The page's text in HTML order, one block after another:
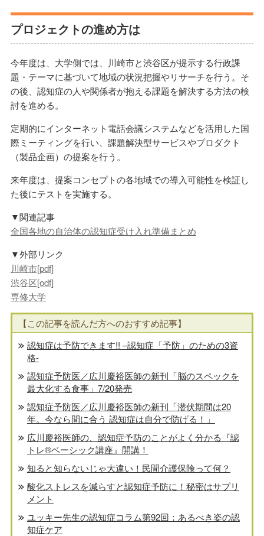
プロジェクトの進め方は
今年度は、大学側では、川崎市と渋谷区が提示する行政課
題・テーマに基づいて地域の状況把握やリサーチを行う。そ
の後、認知症の人や関係者が抱える課題を解決する方法の検
討を進める。
定期的にインターネット電話会議システムなどを活用した国
際ミーティングを行い、課題解決型サービスやプロダクト
（製品企画）の提案を行う。
来年度は、提案コンセプトの各地域での導入可能性を検証し
た後にテストを実施する。
▼関連記事
全国各地の自治体の認知症受け入れ準備まとめ
▼外部リンク
川崎市[pdf]
渋谷区[odf]
専修大学
【この記事を読んだ方へのおすすめ記事】
認知症は予防できます!! –認知症「予防」のための3資
格-
認知症予防医／広川慶裕医師の新刊「脳のスペックを
最大化する食事」7/20発売
認知症予防医／広川慶裕医師の新刊「潜伏期間は20
年。今なら間に合う 認知症は自分で防げる！」
広川慶裕医師の、認知症予防のことがよく分かる『認
トレ®️ベーシック講座』開講！
知ると知らないじゃ大違い！民間介護保険って何？
酸化ストレスを減らすと認知症予防に！秘密はサプリ
メント
ユッキー先生の認知症コラム第92回：あるべき姿の認
知症ケア